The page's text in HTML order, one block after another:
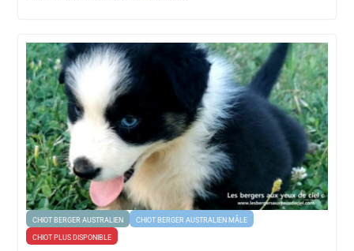
CHIOT BERGER AUSTRALIEN CHIOT BERGER AUSTRALIEN MÂLE
CHIOT PLUS DISPONIBLE